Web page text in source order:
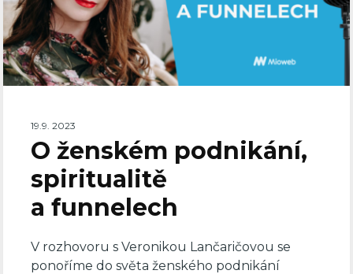
19.9. 2023
O ženském podnikání,
spiritualitě
a funnelech
V rozhovoru s Veronikou Lančaričovou se
ponoříme do světa ženského podnikání